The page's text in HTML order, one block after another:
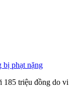
bị phạt nặng
185 triệu đồng do vi